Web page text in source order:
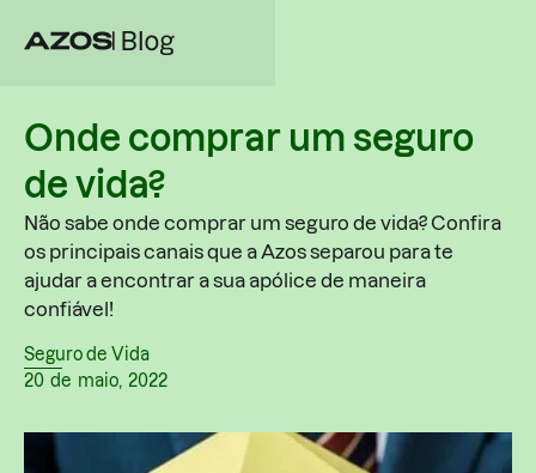
Onde comprar um seguro
de vida?
Não sabe onde comprar um seguro de vida? Confira
os principais canais que a Azos separou para te
ajudar a encontrar a sua apólice de maneira
confiável!
Seguro de Vida
20 de maio, 2022